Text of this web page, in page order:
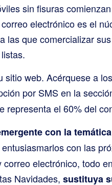
sin fisuras
electrónico es el
las que comercializar
sitio web. Acérquese a
por SMS en la
representa el 60% del
con la
entusiasmarlos con las
electrónico, todo
Navidades, sustituya